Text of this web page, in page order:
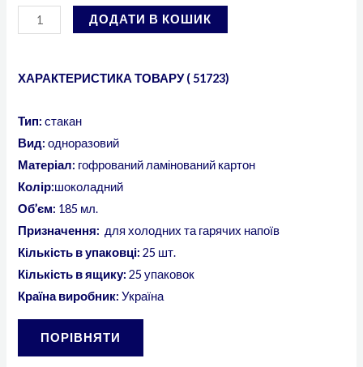
ДОДАТИ В КОШИК
ХАРАКТЕРИСТИКА ТОВАРУ ( 51723)
Тип:стакан
Вид: одноразовий
Матеріал: гофрований ламінований картон
Колір:шоколадний
Об’єм: 185 мл.
Призначення: для холодних та гарячих напоїв
Кількість в упаковці:25 шт.
Кількість в ящику:25 упаковок
Країна виробник:Україна
ПОРІВНЯТИ